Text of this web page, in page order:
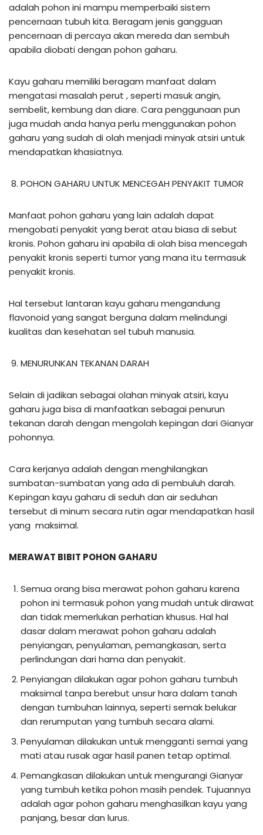
adalah pohon ini mampu memperbaiki sistem
pencernaan tubuh kita. Beragam jenis gangguan
pencernaan di percaya akan mereda dan sembuh
apabila diobati dengan pohon gaharu.
Kayu gaharu memiliki beragam manfaat dalam
mengatasi masalah perut , seperti masuk angin,
sembelit, kembung dan diare. Cara penggunaan pun
juga mudah anda hanya perlu menggunakan pohon
gaharu yang sudah di olah menjadi minyak atsiri untuk
mendapatkan khasiatnya.
POHON GAHARU UNTUK MENCEGAH PENYAKIT TUMOR
Manfaat pohon gaharu yang lain adalah dapat
mengobati penyakit yang berat atau biasa di sebut
kronis. Pohon gaharu ini apabila di olah bisa mencegah
penyakit kronis seperti tumor yang mana itu termasuk
penyakit kronis.
Hal tersebut lantaran kayu gaharu mengandung
flavonoid yang sangat berguna dalam melindungi
kualitas dan kesehatan sel tubuh manusia.
MENURUNKAN TEKANAN DARAH
Selain di jadikan sebagai olahan minyak atsiri, kayu
gaharu juga bisa di manfaatkan sebagai penurun
tekanan darah dengan mengolah kepingan dari Gianyar
pohonnya.
Cara kerjanya adalah dengan menghilangkan
sumbatan-sumbatan yang ada di pembuluh darah.
Kepingan kayu gaharu di seduh dan air seduhan
tersebut di minum secara rutin agar mendapatkan hasil
yang maksimal.
MERAWAT BIBIT POHON GAHARU
Semua orang bisa merawat pohon gaharu karena
pohon ini termasuk pohon yang mudah untuk dirawat
dan tidak memerlukan perhatian khusus. Hal hal
dasar dalam merawat pohon gaharu adalah
penyiangan, penyulaman, pemangkasan, serta
perlindungan dari hama dan penyakit.
Penyiangan dilakukan agar pohon gaharu tumbuh
maksimal tanpa berebut unsur hara dalam tanah
dengan tumbuhan lainnya, seperti semak belukar
dan rerumputan yang tumbuh secara alami.
Penyulaman dilakukan untuk mengganti semai yang
mati atau rusak agar hasil panen tetap optimal.
Pemangkasan dilakukan untuk mengurangi Gianyar
yang tumbuh ketika pohon masih pendek. Tujuannya
adalah agar pohon gaharu menghasilkan kayu yang
panjang, besar dan lurus.